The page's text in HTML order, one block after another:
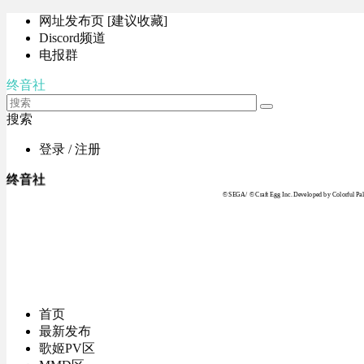
网址发布页 [建议收藏]
Discord频道
电报群
终音社
搜索
登录 / 注册
终音社
© SEGA / © Craft Egg Inc. Developed by Colorful
首页
最新发布
歌姬PV区